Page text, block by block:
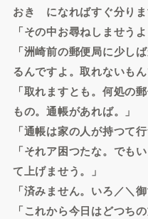
おきゝになればすぐ分り
「その中お尋ねしませうよ
「洲崎前の郵便局に少し
るんですよ。取れないもん
「取れますとも。何処の
もの。通帳があれば。」
「通帳は家の人が持つて
「それア困つたな。でも
て上げませう。」
「済みません。いろ／＼
「これから今日はどつち